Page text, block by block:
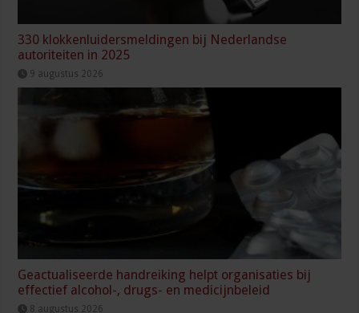
330 klokkenluidersmeldingen bij Nederlandse
autoriteiten in 2025
9 augustus 2026
Geactualiseerde handreiking helpt organisaties bij
effectief alcohol-, drugs- en medicijnbeleid
8 augustus 2026